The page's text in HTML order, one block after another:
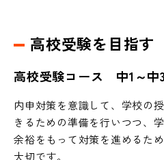
高校受験を目指す
高校受験コース 中1～中3
内申対策を意識して、学校の
きるための準備を行いつつ、
余裕をもって対策を進めるた
大切です。